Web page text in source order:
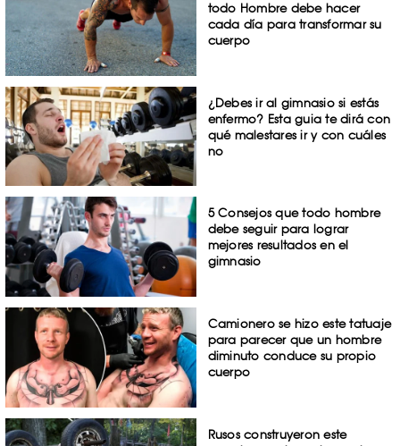
todo Hombre debe hacer
cada día para transformar su
cuerpo
¿Debes ir al gimnasio si estás
enfermo? Esta guia te dirá con
qué malestares ir y con cuáles
no
5 Consejos que todo hombre
debe seguir para lograr
mejores resultados en el
gimnasio
Camionero se hizo este tatuaje
para parecer que un hombre
diminuto conduce su propio
cuerpo
Rusos construyeron este